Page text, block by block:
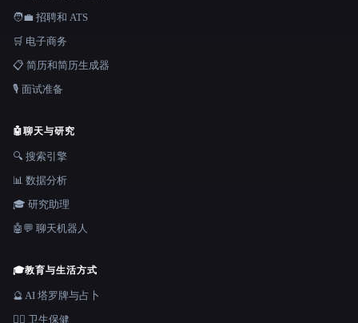
🧑‍💼 招聘和 ATS
🛒 电子商务
📋 简历和简历生成器
🎙️ 面试准备
🤖聊天与研究
🔍 搜索引擎
📊 数据分析
🎓 研究助理
🤖💬 聊天机器人
🎓教育与生活方式
🔮 AI 塔罗牌与占卜
👩‍⚕️ 卫生保健